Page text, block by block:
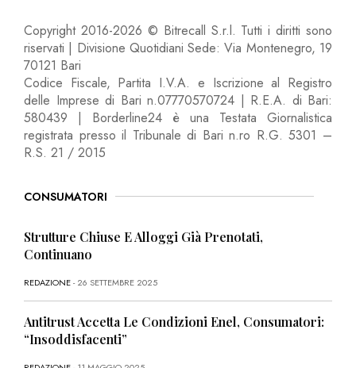
Copyright 2016-2026 © Bitrecall S.r.l. Tutti i diritti sono
riservati | Divisione Quotidiani Sede: Via Montenegro, 19
70121 Bari
Codice Fiscale, Partita I.V.A. e Iscrizione al Registro
delle Imprese di Bari n.07770570724 | R.E.A. di Bari:
580439 | Borderline24 è una Testata Giornalistica
registrata presso il Tribunale di Bari n.ro R.G. 5301 –
R.S. 21 / 2015
CONSUMATORI
Strutture Chiuse E Alloggi Già Prenotati,
Continuano
REDAZIONE- 26 SETTEMBRE 2025
Antitrust Accetta Le Condizioni Enel, Consumatori:
“Insoddisfacenti”